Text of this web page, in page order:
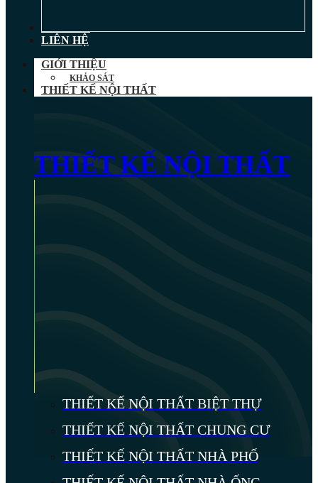
LIÊN HỆ
GIỚI THIỆU
KHẢO SÁT
THIẾT KẾ NỘI THẤT
THIẾT KẾ NỘI THẤT
THIẾT KẾ NỘI THẤT BIỆT THỰ
THIẾT KẾ NỘI THẤT CHUNG CƯ
THIẾT KẾ NỘI THẤT NHÀ PHỐ